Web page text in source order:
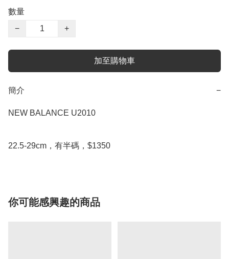
數量
−
+
加至購物車
簡介 −
NEW BALANCE U2010
22.5-29cm，有半碼，$1350
你可能感興趣的商品